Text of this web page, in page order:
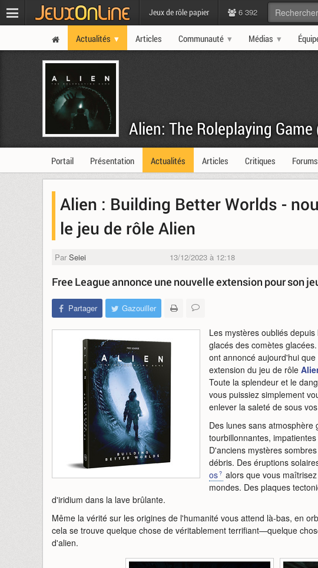
Jeux de rôle papier 6 392
Actualités Articles Communauté Médias
Alien: The Roleplaying Game
Portail Présentation Actualités Articles Critiques Forums
Alien : Building Better Worlds -
le jeu de rôle Alien
Par Seiei 13/12/2023 à 12:18
Free League annonce une nouvelle extension pour son
Partager Gazouiller
Les mystères oubliés
glacés des comètes glacées.
ont annoncé aujourd'hui
extension du jeu de rôle
Toute la splendeur et le
vous puissiez simplement
enlever la saleté de sous
Des lunes sans
tourbillonnantes,
D'anciens mystères
débris. Des éruptions
os
alors que vous
mondes. Des plaques
d'iridium dans la lave brûlante.
Même la vérité sur les origines de l'humanité vous attend là-bas, en
cela se trouve quelque chose de véritablement terrifiant—quelque
d'alien.